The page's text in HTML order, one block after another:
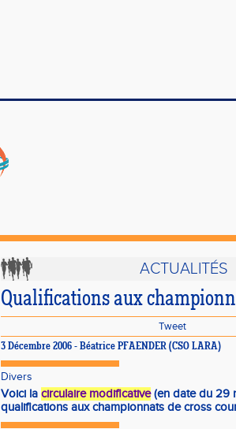
ACTUALITÉS
Qualifications aux
Tweet
3 Décembre 2006 - Béatrice PFAENDER (CSO LARA)
Divers
Voici la circulaire modificative (en date du 29
qualifications aux championnats de cross